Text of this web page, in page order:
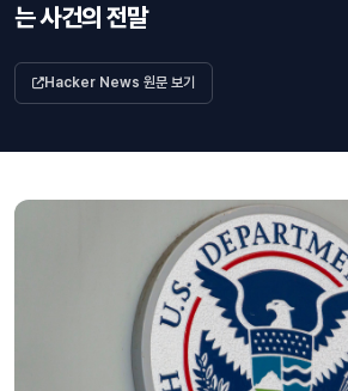
는 사건의 전말
Hacker News 원문 보기